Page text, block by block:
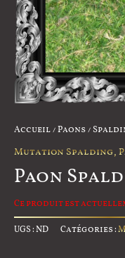
Accueil/Paons/
Mutation Spalding,
Paon
Ce produit est
UGS :ND Catégories :